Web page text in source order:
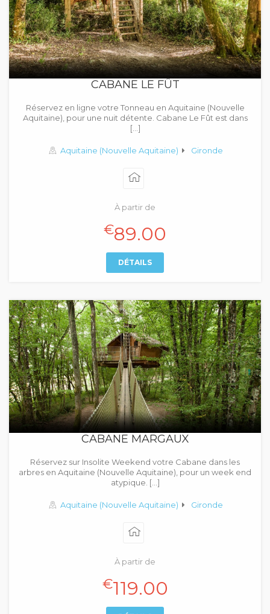
CABANE LE FÛT
Réservez en ligne votre Tonneau en Aquitaine (Nouvelle
Aquitaine), pour une nuit détente. Cabane Le Fût est dans
[…]
Aquitaine (Nouvelle Aquitaine) Gironde
À partir de
€89.00
DÉTAILS
CABANE MARGAUX
Réservez sur Insolite Weekend votre Cabane dans les
arbres en Aquitaine (Nouvelle Aquitaine), pour un week end
atypique. […]
Aquitaine (Nouvelle Aquitaine) Gironde
À partir de
€119.00